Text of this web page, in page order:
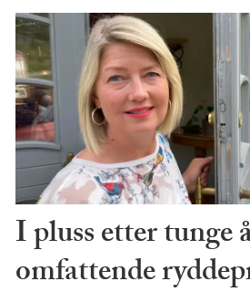
I pluss etter tunge
omfattende